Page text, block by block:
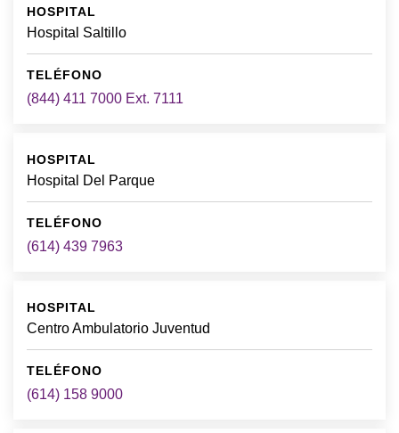
Hospital Saltillo
(844) 411 7000 Ext. 7111
Hospital Del Parque
(614) 439 7963
Centro Ambulatorio Juventud
(614) 158 9000